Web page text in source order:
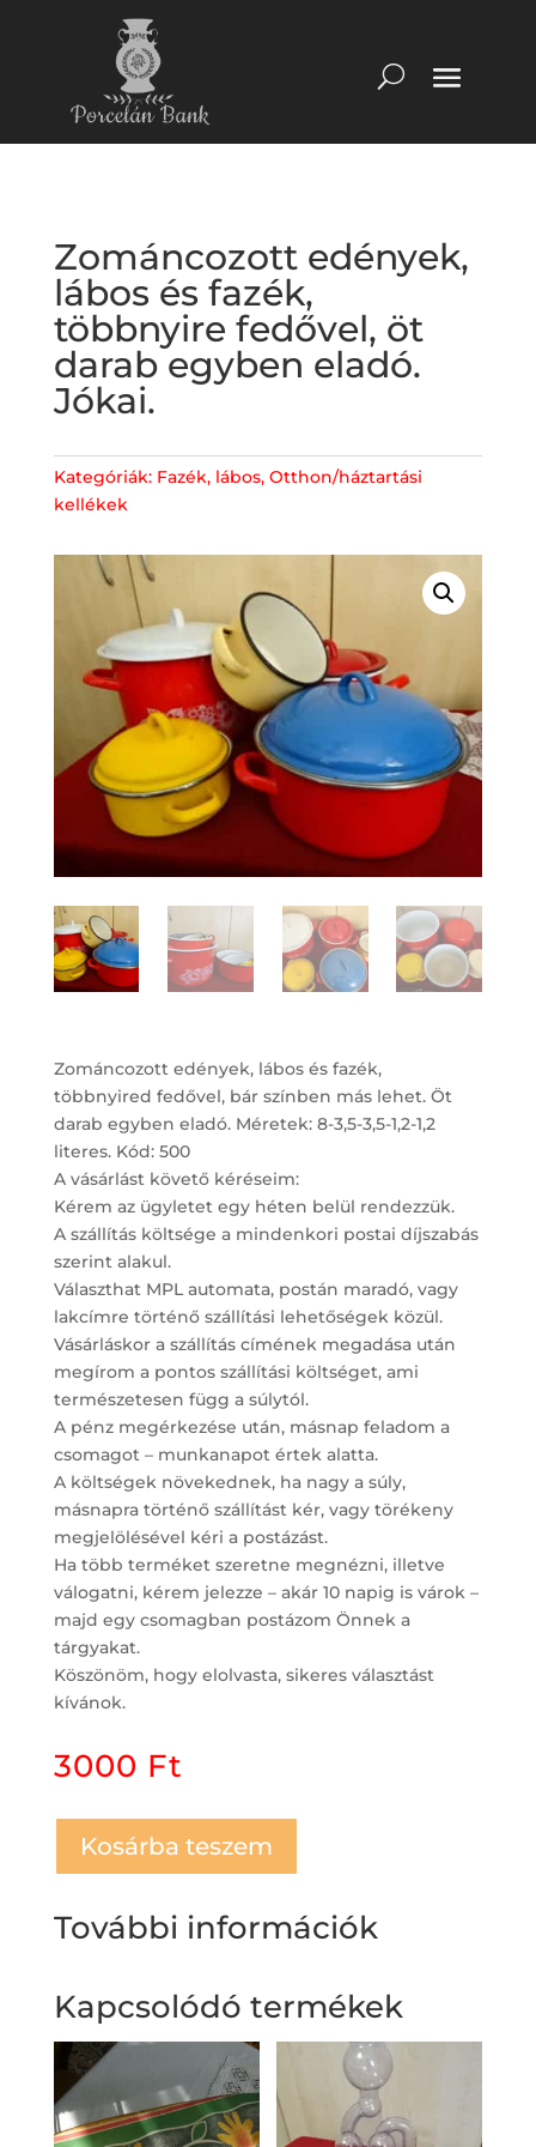
Zománcozott edények,
lábos és fazék,
többnyire fedővel, öt
darab egyben eladó.
Jókai.
Kategóriák: Fazék, lábos, Otthon/háztartási
kellékek
Zománcozott edények, lábos és fazék,
többnyired fedővel, bár színben más lehet. Öt
darab egyben eladó. Méretek: 8-3,5-3,5-1,2-1,2
literes. Kód: 500
A vásárlást követő kéréseim:
Kérem az ügyletet egy héten belül rendezzük.
A szállítás költsége a mindenkori postai díjszabás
szerint alakul.
Választhat MPL automata, postán maradó, vagy
lakcímre történő szállítási lehetőségek közül.
Vásárláskor a szállítás címének megadása után
megírom a pontos szállítási költséget, ami
természetesen függ a súlytól.
A pénz megérkezése után, másnap feladom a
csomagot – munkanapot értek alatta.
A költségek növekednek, ha nagy a súly,
másnapra történő szállítást kér, vagy törékeny
megjelölésével kéri a postázást.
Ha több terméket szeretne megnézni, illetve
válogatni, kérem jelezze – akár 10 napig is várok –
majd egy csomagban postázom Önnek a
tárgyakat.
Köszönöm, hogy elolvasta, sikeres választást
kívánok.
3000 Ft
Kosárba teszem
További információk
Kapcsolódó termékek